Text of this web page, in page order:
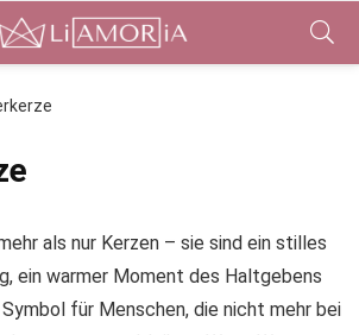
als nur Kerzen – sie sind ein stilles
ein warmer Moment des Haltgebens
für Menschen, die nicht mehr bei